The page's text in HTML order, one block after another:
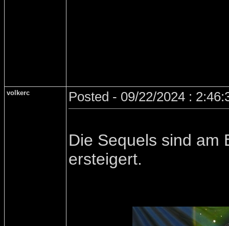
volkerc Posted - 09/22/2024 :
Die Sequels sind am
ersteigert.